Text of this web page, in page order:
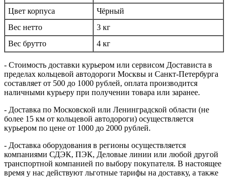
Цвет корпуса
Чёрный
Вес нетто
3 кг
Вес брутто
4 кг
- Стоимость доставки курьером или сервисом Достависта в
пределах кольцевой автодороги Москвы и Санкт-Петербурга
составляет от 500 до 1000 рублей, оплата производится
наличными курьеру при получении товара или заранее.
- Доставка по Московской или Ленинградской области (не
более 15 км от кольцевой автодороги) осуществляется
курьером по цене от 1000 до 2000 рублей.
- Доставка оборудования в регионы осуществляется
компаниями СДЭК, ПЭК, Деловые линии или любой другой
транспортной компанией по выбору покупателя. В настоящее
время у нас действуют льготные тарифы на доставку, а также